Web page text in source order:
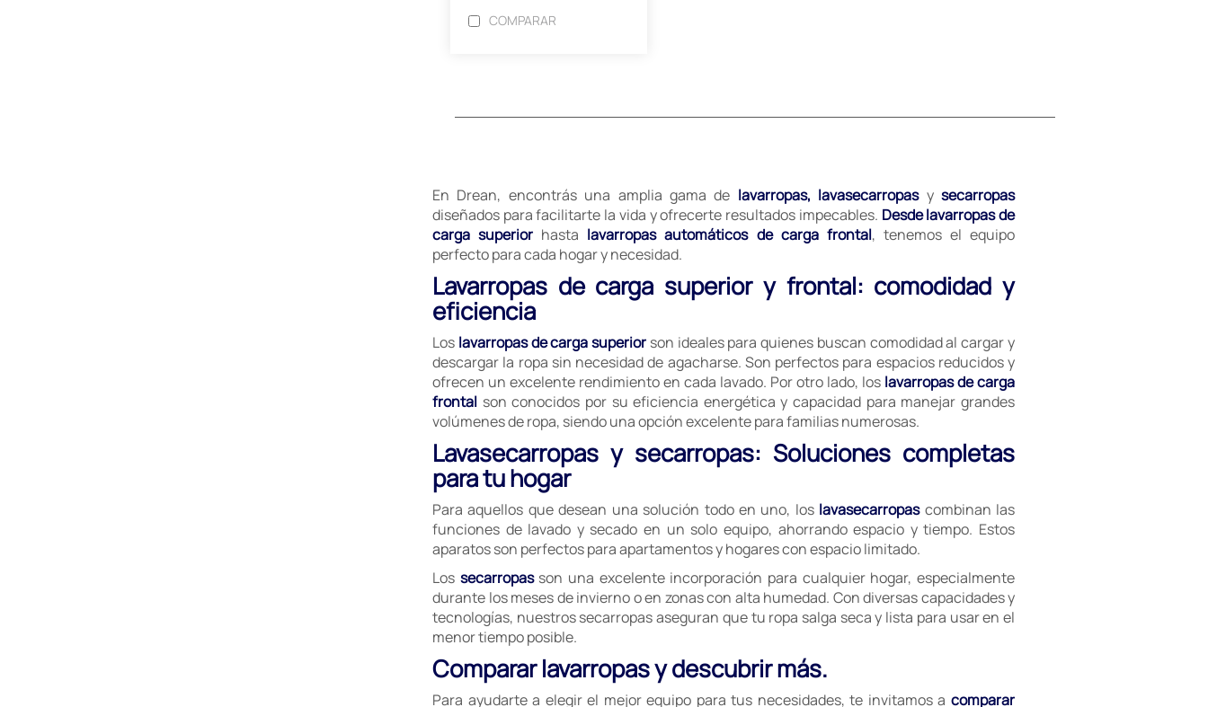
COMPARAR
En Drean, encontrás una amplia gama de lavarropas, lavasecarropasysecarropas
diseñados para facilitarte la vida y ofrecerte resultados impecables. Desde lavarropas de
carga superior hasta lavarropas automáticos de carga frontal, tenemos el equipo
perfecto para cada hogar y necesidad.
Lavarropas de carga superior y frontal: comodidad y
eficiencia
Los lavarropas de carga superior son ideales para quienes buscan comodidad al cargar y
descargar la ropa sin necesidad de agacharse. Son perfectos para espacios reducidos y
ofrecen un excelente rendimiento en cada lavado. Por otro lado, los lavarropas de carga
frontal son conocidos por su eficiencia energética y capacidad para manejar grandes
volúmenes de ropa, siendo una opción excelente para familias numerosas.
Lavasecarropas y secarropas: Soluciones completas
para tu hogar
Para aquellos que desean una solución todo en uno, los lavasecarropascombinan las
funciones de lavado y secado en un solo equipo, ahorrando espacio y tiempo. Estos
aparatos son perfectos para apartamentos y hogares con espacio limitado.
Los secarropasson una excelente incorporación para cualquier hogar, especialmente
durante los meses de invierno o en zonas con alta humedad. Con diversas capacidades y
tecnologías, nuestros secarropas aseguran que tu ropa salga seca y lista para usar en el
menor tiempo posible.
Comparar lavarropas y descubrir más.
Para ayudarte a elegir el mejor equipo para tus necesidades, te invitamos a comparar